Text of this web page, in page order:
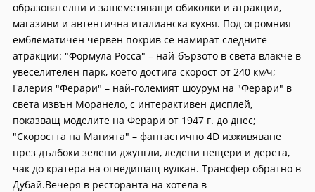
образователни и зашеметяващи обиколки и атракции,
магазини и автентична италианска кухня. Под огромния
емблематичен червен покрив се намират следните
атракции: "Формула Росса" – най-бързото в света влакче в
увеселителен парк, което достига скорост от 240 км∕ч;
Галерия "Ферари" – най-големият шоурум на "Ферари" в
света извън Моранело, с интерактивен дисплей,
показващ моделите на Ферари от 1947 г. до днес;
"Скоростта на Магията" – фантастично 4D изживяване
през дълбоки зелени джунгли, ледени пещери и дерета,
чак до кратера на огнедишащ вулкан. Трансфер обратно в
Дубай.Вечеря в ресторанта на хотела в